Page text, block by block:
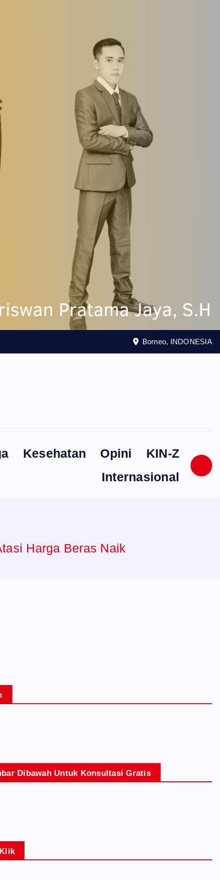
Borneo, INDONESIA
Kesehatan Opini
KIN-Z
Internasional
Harga Beras Naik
Dibawah Untuk Konsultasi Gratis